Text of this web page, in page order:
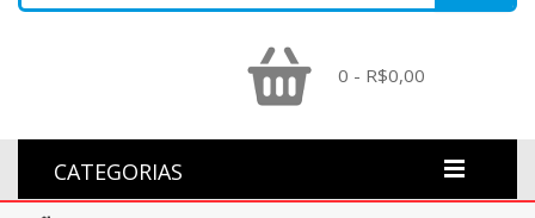
0 - R$0,00
CATEGORIAS